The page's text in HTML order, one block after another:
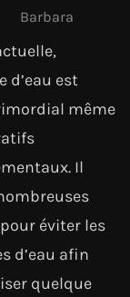
Barbara
d’eau est
même
Il
éviter les
d’eau afin
quelque